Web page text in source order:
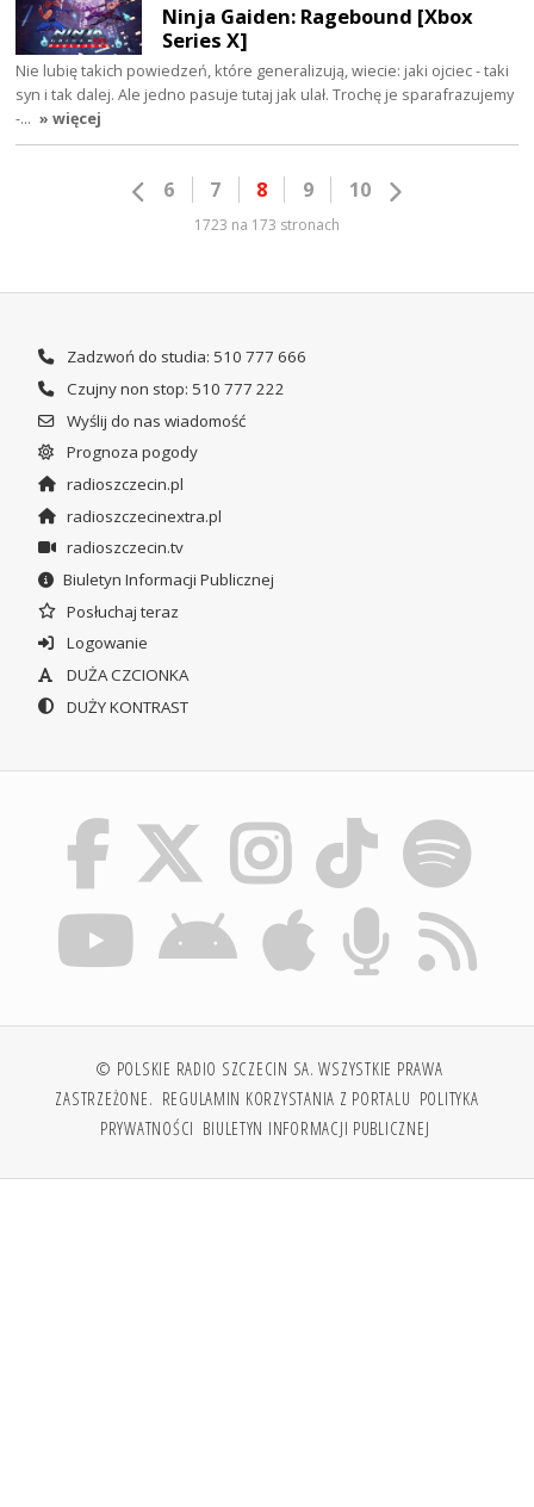
Ninja Gaiden: Ragebound [Xbox
Series X]
Nie lubię takich powiedzeń, które generalizują, wiecie: jaki ojciec - taki
syn i tak dalej. Ale jedno pasuje tutaj jak ulał. Trochę je sparafrazujemy
-… » więcej
6 7 8 9 10
1723 na 173 stronach
Zadzwoń do studia: 510 777 666
Czujny non stop: 510 777 222
Wyślij do nas wiadomość
Prognoza pogody
radioszczecin.pl
radioszczecinextra.pl
radioszczecin.tv
Biuletyn Informacji Publicznej
Posłuchaj teraz
Logowanie
DUŻA CZCIONKA
DUŻY KONTRAST
© POLSKIE RADIO SZCZECIN SA. WSZYSTKIE PRAWA
ZASTRZEŻONE. REGULAMIN KORZYSTANIA Z PORTALU POLITYKA
PRYWATNOŚCI BIULETYN INFORMACJI PUBLICZNEJ